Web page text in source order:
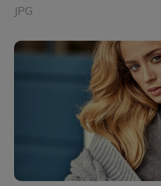
JPG